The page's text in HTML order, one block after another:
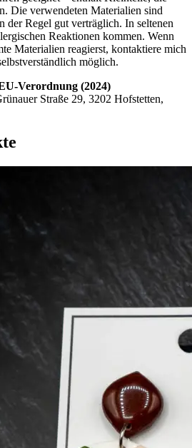
Die verwendeten Materialien sind
der Regel gut verträglich. In seltenen
Reaktionen kommen. Wenn
Materialien reagierst, kontaktiere mich
möglich.
Verordnung (2024)
Straße 29, 3202 Hofstetten,